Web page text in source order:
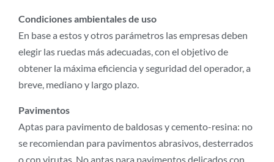
Condiciones ambientales de uso
En base a estos y otros parámetros las empresas deben
elegir las ruedas más adecuadas, con el objetivo de
obtener la máxima eficiencia y seguridad del operador, a
breve, mediano y largo plazo.
Pavimentos
Aptas para pavimento de baldosas y cemento-resina: no
se recomiendan para pavimentos abrasivos, desterrados
o con virutas. No aptas para pavimentos delicados con